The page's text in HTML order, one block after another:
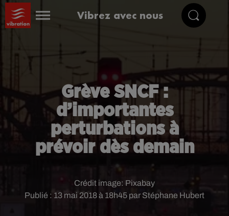
Vibrez avec nous
Grève SNCF :
d’importantes
perturbations à
prévoir dès demain
Publié : 13 mai 2018 à 18h45 par Stéphane Hubert
Crédit image: Pixabay